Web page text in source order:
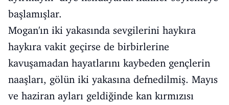
başlamışlar.
Mogan'ın iki yakasında sevgilerini haykıra
haykıra vakit geçirse de birbirlerine
kavuşamadan hayatlarını kaybeden gençlerin
naaşları, gölün iki yakasına defnedilmiş. Mayıs
ve haziran ayları geldiğinde kan kırmızısı